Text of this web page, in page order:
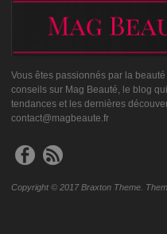
Vous êtes passionnés par la
conseils sur Mag Beauté, le blog
tendances et les dernières
contact@magbeaute.fr
Copyright © 2017 Braxton Theme.